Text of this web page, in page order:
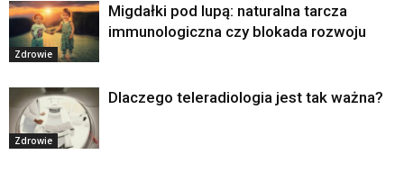
Zdrowie
Migdałki pod lupą: naturalna tarcza
immunologiczna czy blokada rozwoju
Zdrowie
Dlaczego teleradiologia jest tak ważna?